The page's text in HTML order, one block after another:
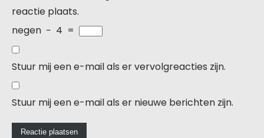
reactie plaats.
negen − 4 =
Stuur mij een e-mail als er vervolgreacties zijn.
Stuur mij een e-mail als er nieuwe berichten zijn.